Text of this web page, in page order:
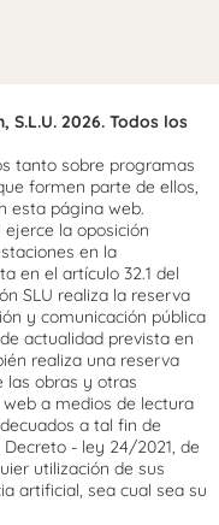
2026. Todos los
tanto sobre programas
formen parte de ellos,
esta página web.
ejerce la oposición
en la
en el artículo 32.1 del
SLU realiza la reserva
y comunicación pública
actualidad prevista en
realiza una reserva
las obras y otras
a medios de lectura
a tal fin de
- ley 24/2021, de
utilización de sus
artificial, sea cual sea su